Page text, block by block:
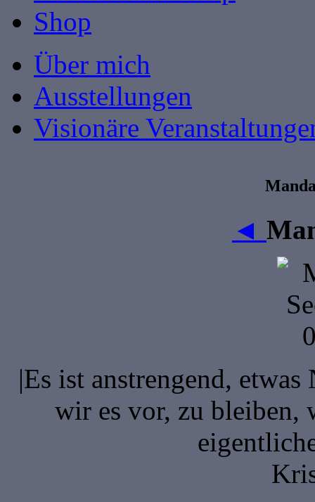
Shop
Über mich
Ausstellungen
Visionäre
◄
|Es ist anstrengend,
wir es vor, zu bleiben,